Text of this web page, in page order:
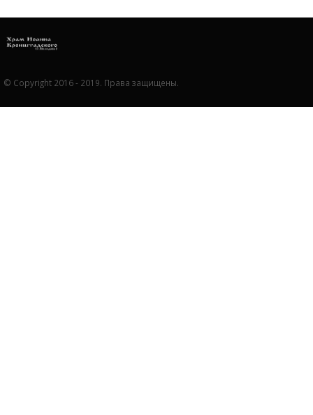
обоих событий. Как следовало из проповеди иеромонаха Николая,
многие ошибочно воспринимают Вознесение как [...]